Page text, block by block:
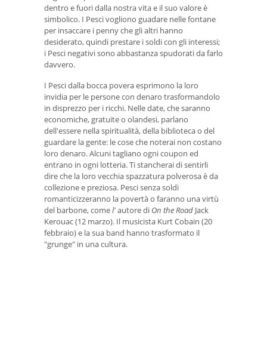
dentro e fuori dalla nostra vita e il suo valore è
simbolico. I Pesci vogliono guadare nelle fontane
per insaccare i penny che gli altri hanno
desiderato, quindi prestare i soldi con gli interessi;
i Pesci negativi sono abbastanza spudorati da farlo
davvero.
I Pesci dalla bocca povera esprimono la loro
invidia per le persone con denaro trasformandolo
in disprezzo per i ricchi. Nelle date, che saranno
economiche, gratuite o olandesi, parlano
dell'essere nella spiritualità, della biblioteca o del
guardare la gente: le cose che noterai non costano
loro denaro. Alcuni tagliano ogni coupon ed
entrano in ogni lotteria. Ti stancherai di sentirli
dire che la loro vecchia spazzatura polverosa è da
collezione e preziosa. Pesci senza soldi
romanticizzeranno la povertà o faranno una virtù
del barbone, comel'autore di On the Road Jack
Kerouac (12 marzo). Il musicista Kurt Cobain (20
febbraio) e la sua band hanno trasformato il
"grunge" in una cultura.